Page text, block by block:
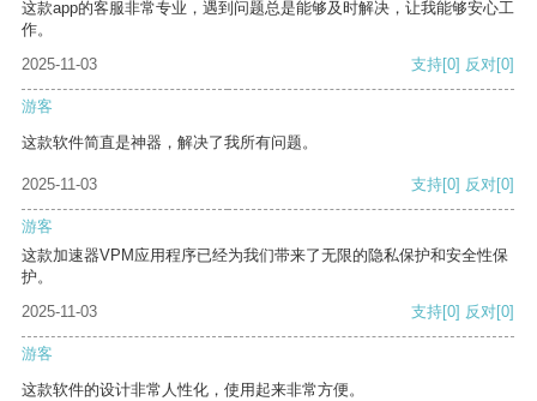
这款app的客服非常专业，遇到问题总是能够及时解决，让我能够安心工
作。
2025-11-03
支持[0] 反对[0]
游客
这款软件简直是神器，解决了我所有问题。
2025-11-03 支持[0] 反对[0]
游客
这款加速器VPM应用程序已经为我们带来了无限的隐私保护和安全性保
护。
2025-11-03
支持[0] 反对[0]
游客
这款软件的设计非常人性化，使用起来非常方便。